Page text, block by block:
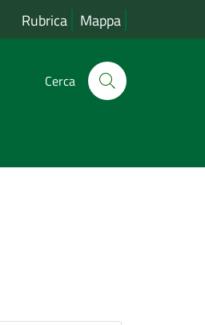
Rubrica Mappa
Cerca